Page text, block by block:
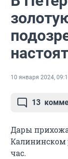
10 января 2024,
13
Дары
Калининском
час.